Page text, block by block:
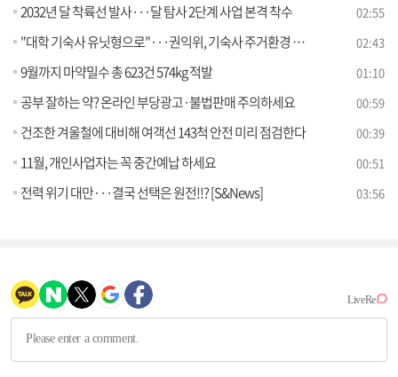
2032년 달 착륙선 발사···달 탐사 2단계 사업 본격 착수 02:55
"대학 기숙사 유닛형으로"···권익위, 기숙사 주거환경 개선안 권고 02:43
9월까지 마약밀수 총 623건 574kg 적발 01:10
공부 잘하는 약? 온라인 부당광고·불법판매 주의하세요 00:59
건조한 겨울철에 대비해 여객선 143척 안전 미리 점검한다 00:39
11월, 개인사업자는 꼭 중간예납 하세요 00:51
전력 위기 대만···결국 선택은 원전!!? [S&News] 03:56